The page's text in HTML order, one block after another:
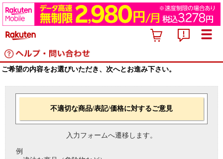
ご希望の内容をお選びいただき、次へとお進み下さい。
不適切な商品/表記/価格に対するご意見
入力フォームへ遷移します。
例